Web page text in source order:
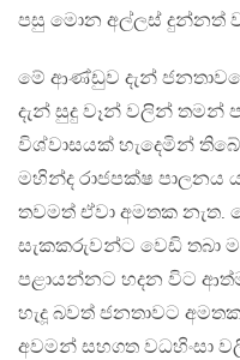
පසු මොන අල්ලස් දුන්නත්
මේ ආණ්ඩුව දැන්
දැන් සුදු වෑන් වලින් තමන්
විශ්වාසයක් හැදෙමින්
මහින්ද රාජපක්ෂ පාලනය
තවමත් ඒවා අමතක නැත.
සැකකරුවන්ට වෙඩි තබා
පළායන්නට හදන විට
හැදූ බවත් ජනතාවට
අවමන් සහගත වධහිංසා